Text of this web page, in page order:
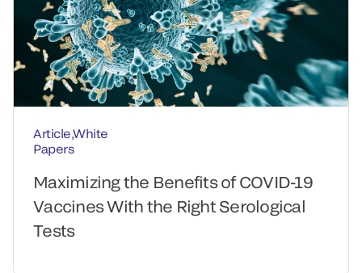
Article,White
Papers
Maximizing the Benefits of COVID-19
Vaccines With the Right Serological
Tests